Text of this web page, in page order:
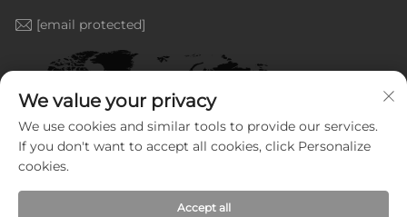
[email protected]
We value your privacy
We use cookies and similar tools to provide our services.
If you don't want to accept all cookies, click Personalize
cookies.
Accept all